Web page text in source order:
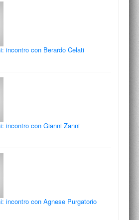
incontro con Berardo Celati
incontro con Gianni Zanni
incontro con Agnese Purgatorio